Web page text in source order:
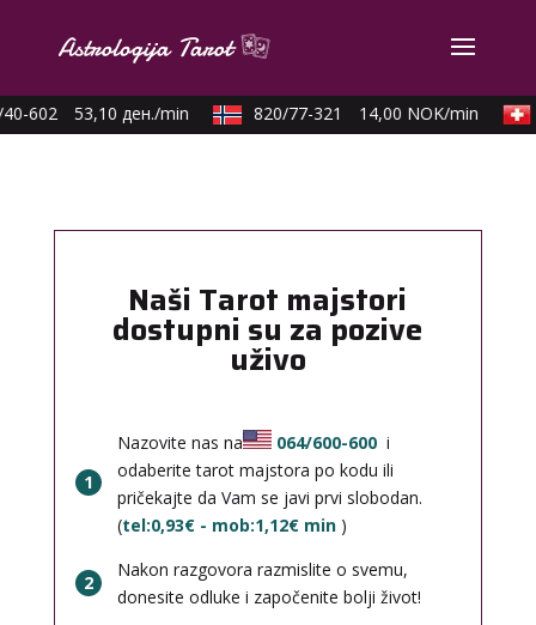
602 53,10 ден./min 820/77-321 14,00 NOK/min
Naši Tarot majstori
dostupni su za pozive
uživo
1
Nazovite nas na 064/600-600 i
odaberite tarot majstora po kodu ili
pričekajte da Vam se javi prvi slobodan.
(tel:0,93€ - mob:1,12€ min )
2
Nakon razgovora razmislite o svemu,
donesite odluke i započenite bolji život!